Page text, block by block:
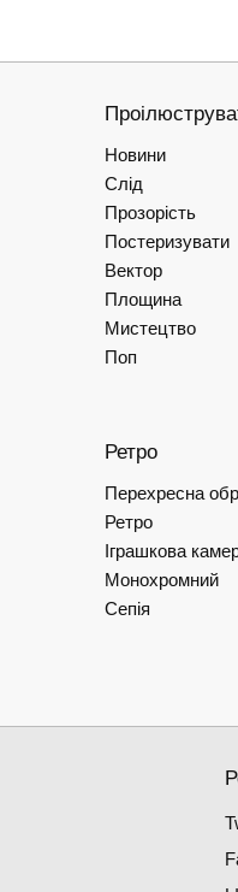
Новини
Слід
Прозорість
Постеризувати
Вектор
Площина
Мистецтво
Поп
Ретро
Перехресна
Ретро
Іграшкова
Монохромний
Сепія